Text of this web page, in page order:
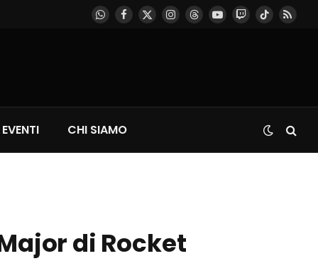
WhatsApp
Facebook
X
Instagram
ThreadsYouTube
TwitchTikTok
RSS
EVENTI CHI SIAMO
di Rocket